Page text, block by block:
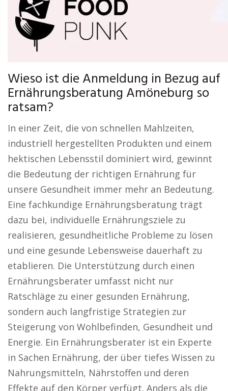
Wieso ist die Anmeldung in Bezug auf
Ernährungsberatung Amöneburg so
ratsam?
In einer Zeit, die von schnellen Mahlzeiten,
industriell hergestellten Produkten und einem
hektischen Lebensstil dominiert wird, gewinnt
die Bedeutung der richtigen Ernährung für
unsere Gesundheit immer mehr an Bedeutung.
Eine fachkundige Ernährungsberatung trägt
dazu bei, individuelle Ernährungsziele zu
realisieren, gesundheitliche Probleme zu lösen
und eine gesunde Lebensweise dauerhaft zu
etablieren. Die Unterstützung durch einen
Ernährungsberater umfasst nicht nur
Ratschläge zu einer gesunden Ernährung,
sondern auch langfristige Strategien zur
Steigerung von Wohlbefinden, Gesundheit und
Energie. Ein Ernährungsberater ist ein Experte
in Sachen Ernährung, der über tiefes Wissen zu
Nahrungsmitteln, Nährstoffen und deren
Effekte auf den Körper verfügt. Anders als die